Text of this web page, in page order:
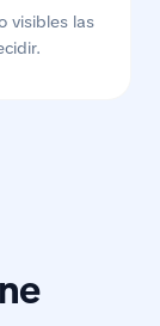
visibles las